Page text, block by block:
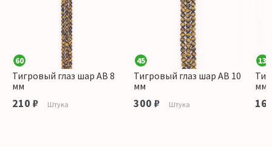
60
Тигровый глаз шар АВ 8
мм
210 ₽ Штука
45
Тигровый глаз шар АВ 10
мм
300 ₽ Штука
13
мм